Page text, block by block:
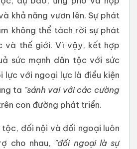
khả năng vươn lên. Sự phát
không thể tách rời sự phát
và thế giới. Vì vậy, kết hợp
sức mạnh dân tộc với sức
lực với ngoại lực là điều kiện
ta "sánh vai với các cường
con đường phát triển.
tộc, đối nội và đối ngoại luôn
cho nhau, "đối ngoại là sự